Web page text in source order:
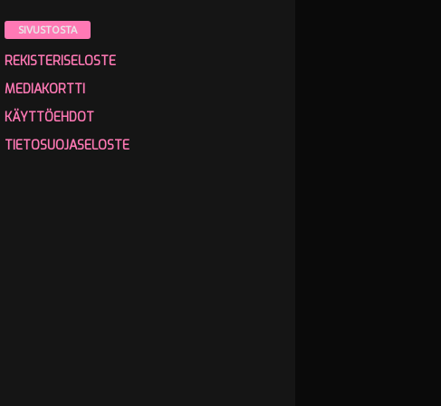
SIVUSTOSTA
REKISTERISELOSTE
MEDIAKORTTI
KÄYTTÖEHDOT
TIETOSUOJASELOSTE